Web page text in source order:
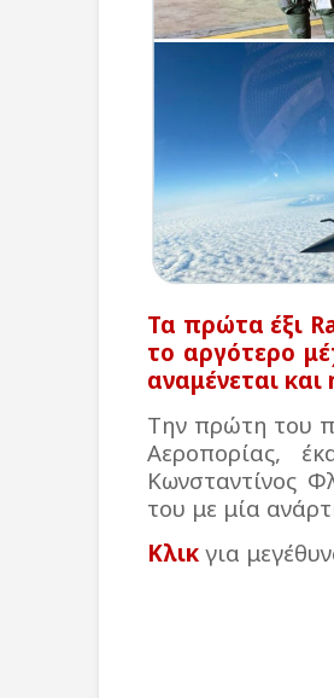
Τα πρώτα έξι
το αργότερο
αναμένεται
Την πρώτη του
Αεροπορίας,
Κωνσταντίνος
του με μία
Κλικ για